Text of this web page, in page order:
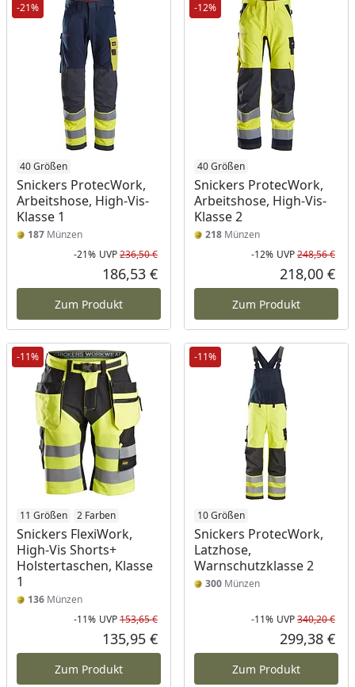
-21%
40 Größen
Snickers ProtecWork,
Arbeitshose, High-Vis-
Klasse 1
187 Münzen
Rabatt in Prozent
-21%
Ursprünglicher Preis
UVP236,50 €
Aktueller Preis
186,53 €
Zum Produkt
-12%
40 Größen
Snickers ProtecWork,
Arbeitshose, High-Vis-
Klasse 2
218Münzen
-12% UVP248,56 €
218,00 €
Zum Produkt
-11%
11 Größen 2 Farben
Snickers FlexiWork,
High-Vis Shorts+
Holstertaschen, Klasse
1
136 Münzen
Rabatt in Prozent
-11%
Ursprünglicher Preis
UVP153,65 €
Aktueller Preis
135,95 €
Zum Produkt
-11%
10 Größen
Snickers ProtecWork,
Latzhose,
Warnschutzklasse 2
300Münzen
-11% UVP340,20 €
299,38 €
Zum Produkt